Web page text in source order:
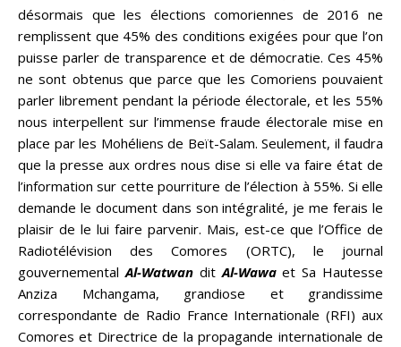
désormais que les élections comoriennes de 2016 ne
remplissent que 45% des conditions exigées pour que l’on
puisse parler de transparence et de démocratie. Ces 45%
ne sont obtenus que parce que les Comoriens pouvaient
parler librement pendant la période électorale, et les 55%
nous interpellent sur l’immense fraude électorale mise en
place par les Mohéliens de Beït-Salam. Seulement, il faudra
que la presse aux ordres nous dise si elle va faire état de
l’information sur cette pourriture de l’élection à 55%. Si elle
demande le document dans son intégralité, je me ferais le
plaisir de le lui faire parvenir. Mais, est-ce que l’Office de
Radiotélévision des Comores (ORTC), le journal
gouvernementalAl-WatwanditAl-Wawaet Sa Hautesse
Anziza Mchangama, grandiose et grandissime
correspondante de Radio France Internationale (RFI) aux
Comores et Directrice de la propagande internationale de